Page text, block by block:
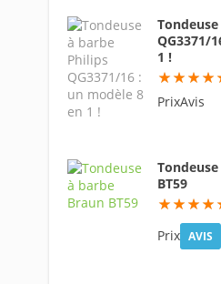
QG3371/
1 !
PrixAvis
BT59
Prix AVIS